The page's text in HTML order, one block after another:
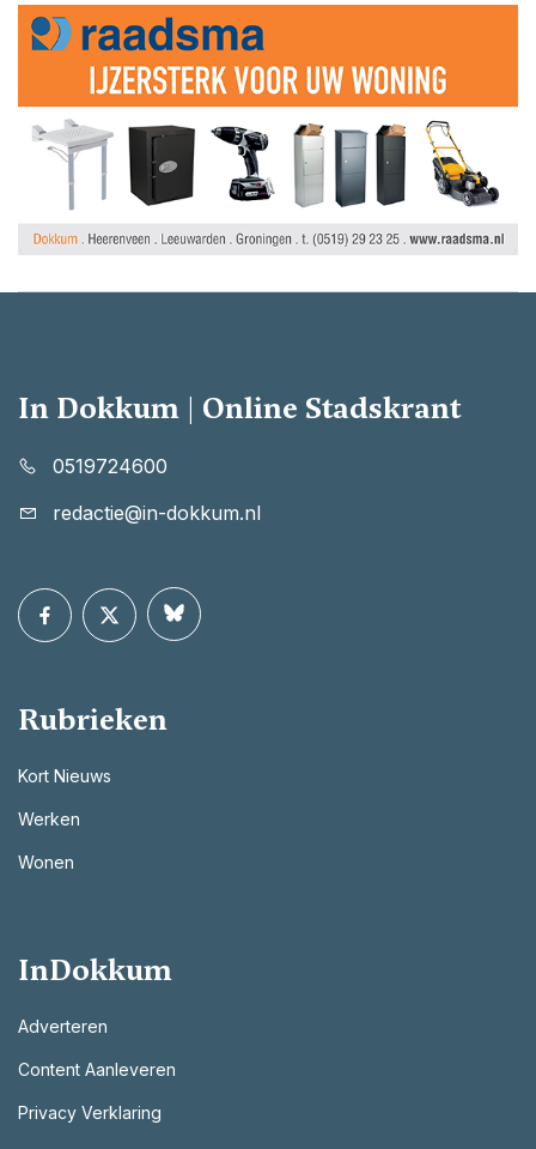
In Dokkum | Online Stadskrant
0519724600
redactie@in-dokkum.nl
Rubrieken
Kort Nieuws
Werken
Wonen
InDokkum
Adverteren
Content Aanleveren
Privacy Verklaring